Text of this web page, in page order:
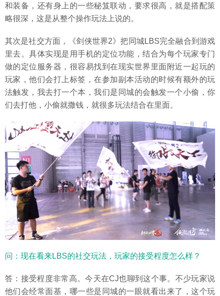
和装备，还有身上的一些秘笈联动，要求很高，就是搭配策
略很深，这是从整个操作玩法上说的。
其次是社交方面，《剑侠世界2》把同城LBS完全融合到游戏
里去。具体实现是用手机的定位功能，结合为每个玩家专门
做的定位服务器，很容易找到在现实世界里面附近一起玩的
玩家，他们会打上标签，在参加副本活动的时候有额外的玩
法触发，我去打一个本，我们是同城的会触发一个小偷，你
们去打他，小偷就撒钱，就很多玩法结合在里面。
问：现在看来LBS的社交玩法，玩家的接受程度怎么样？
答：接受程度非常高。今天在CJ也聊到这个事。不少玩家说
他们会经常面基，哪一些是同城的一眼就看出来了，这个玩